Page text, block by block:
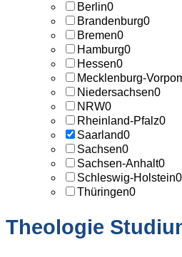
Berlin0
Brandenburg0
Bremen0
Hamburg0
Hessen0
Mecklenburg-
Niedersachsen0
NRW0
Rheinland-Pfalz0
Saarland0
Sachsen0
Sachsen-Anhalt0
Schleswig-Holstein0
Thüringen0
Theologie